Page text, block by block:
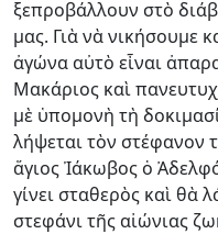
ξεπροβάλλουν στὸ
μας. Γιὰ νὰ νικήσουμε
ἀγώνα αὐτὸ εἶναι
Μακάριος καὶ
μὲ ὑπομονὴ τὴ
λήψεται τὸν στέφανον
ἅγιος Ἰάκωβος ὁ
γίνει σταθερὸς καὶ θὰ
στεφάνι τῆς αἰώνιας